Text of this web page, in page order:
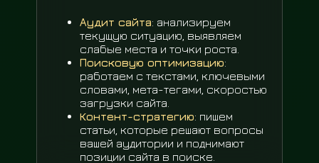
Аудит сайта: анализируем
текущую ситуацию, выявляем
слабые места и точки роста.
Поисковую оптимизацию:
работаем с текстами, ключевыми
словами, мета-тегами, скоростью
загрузки сайта.
Контент-стратегию: пишем
статьи, которые решают вопросы
вашей аудитории и поднимают
позиции сайта в поиске.